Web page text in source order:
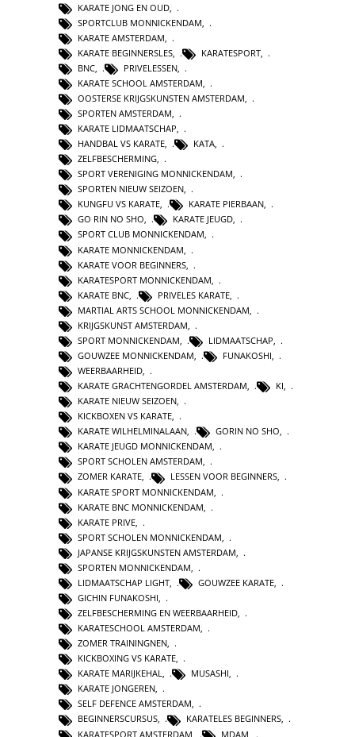
KARATE JONG EN OUD
SPORTCLUB MONNICKENDAM
KARATE AMSTERDAM
KARATE BEGINNERSLES
KARATESPORT
BNC
PRIVELESSEN
KARATE SCHOOL AMSTERDAM
OOSTERSE KRIJGSKUNSTEN AMSTERDAM
SPORTEN AMSTERDAM
KARATE LIDMAATSCHAP,
HANDBAL VS KARATE, KATA,
ZELFBESCHERMING,
SPORT VERENIGING MONNICKENDAM,
SPORTEN NIEUW SEIZOEN,
KUNGFU VS KARATE, KARATE PIERBAAN,
GO RIN NO SHO, KARATE JEUGD,
SPORT CLUB MONNICKENDAM,
KARATE MONNICKENDAM
KARATE VOOR BEGINNERS
KARATESPORT MONNICKENDAM
KARATE BNC
PRIVELES KARATE
MARTIAL ARTS SCHOOL MONNICKENDAM
KRIJGSKUNST AMSTERDAM
SPORT MONNICKENDAM
LIDMAATSCHAP
GOUWZEE MONNICKENDAM
FUNAKOSHI
WEERBAARHEID,
KARATE GRACHTENGORDEL AMSTERDAM, KI,
KARATE NIEUW SEIZOEN,
KICKBOXEN VS KARATE,
KARATE WILHELMINALAAN, GORIN NO SHO,
KARATE JEUGD MONNICKENDAM,
SPORT SCHOLEN AMSTERDAM,
ZOMER KARATE, LESSEN VOOR BEGINNERS,
KARATE SPORT MONNICKENDAM
KARATE BNC MONNICKENDAM
KARATE PRIVE
SPORT SCHOLEN MONNICKENDAM
JAPANSE KRIJGSKUNSTEN AMSTERDAM
SPORTEN MONNICKENDAM
LIDMAATSCHAP LIGHT
GOUWZEE KARATE
GICHIN FUNAKOSHI
ZELFBESCHERMING EN WEERBAARHEID,
KARATESCHOOL AMSTERDAM,
ZOMER TRAININGNEN,
KICKBOXING VS KARATE,
KARATE MARIJKEHAL, MUSASHI,
KARATE JONGEREN,
SELF DEFENCE AMSTERDAM,
BEGINNERSCURSUS, KARATELES BEGINNERS,
KARATESPORT AMSTERDAM
MDAM